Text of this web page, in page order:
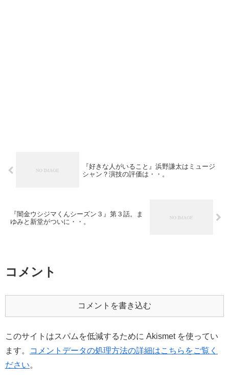
『好きな人がいること』浜野謙太はミュージ
シャン？演技の評価は・・。
『闇金ウシジマくんシーズン３』第３話。ま
ゆみと新堂がついに・・。
コメント
コメントを書き込む
このサイトはスパムを低減するために Akismet を使ってい
ます。
コメントデータの処理方法の詳細はこちらをご覧く
ださい。